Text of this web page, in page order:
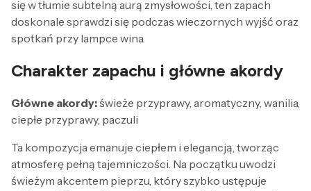
się w tłumie subtelną aurą zmysłowości, ten zapach
doskonale sprawdzi się podczas wieczornych wyjść oraz
spotkań przy lampce wina.
Charakter zapachu i główne akordy
Główne akordy:świeże przyprawy, aromatyczny, wanilia,
ciepłe przyprawy, paczuli
Ta kompozycja emanuje ciepłem i elegancją, tworząc
atmosferę pełną tajemniczości. Na początku uwodzi
świeżym akcentem pieprzu, który szybko ustępuje